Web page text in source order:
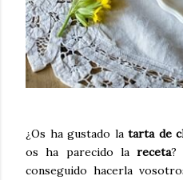
¿Os ha gustado latarta de
os ha parecido lareceta?
conseguido hacerla